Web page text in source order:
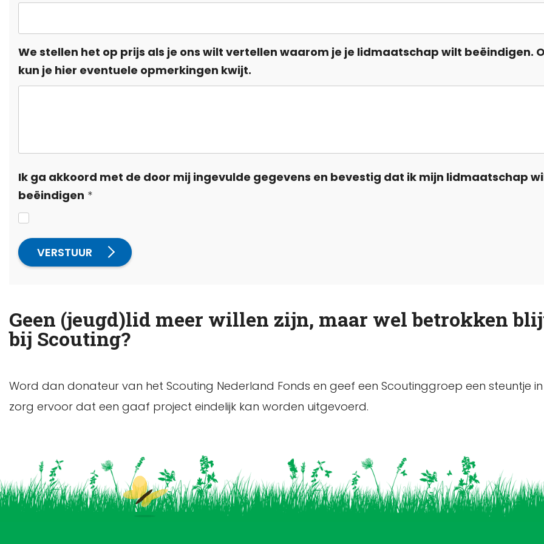
We stellen het op prijs als je ons wilt vertellen waarom je je lidmaatschap wilt beëindigen.
kun je hier eventuele opmerkingen kwijt.
Ik ga akkoord met de door mij ingevulde gegevens en bevestig dat ik mijn lidmaatschap
beëindigen
VERSTUUR
Geen (jeugd)lid meer willen zijn, maar wel betrokken
bij Scouting?
Word dan donateur van het Scouting Nederland Fonds en geef een Scoutinggroep een steuntje
zorg ervoor dat een gaaf project eindelijk kan worden uitgevoerd.